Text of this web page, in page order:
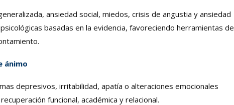
ansiedad social, miedos, crisis de angustia y ansiedad
basadas en la evidencia, favoreciendo herramientas de
ánimo
depresivos, irritabilidad, apatía o alteraciones emocionales
funcional, académica y relacional.